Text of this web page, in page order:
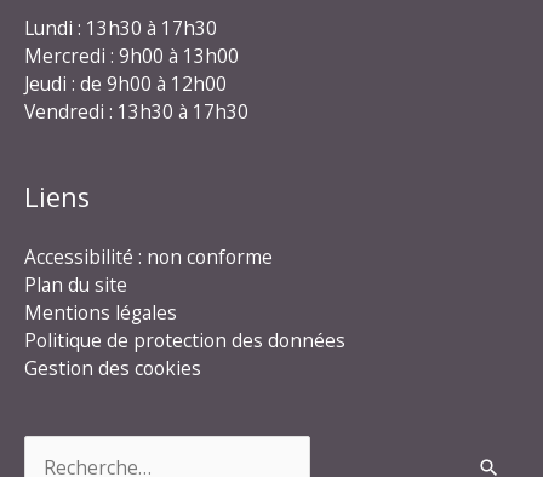
Lundi : 13h30 à 17h30
Mercredi : 9h00 à 13h00
Jeudi : de 9h00 à 12h00
Vendredi : 13h30 à 17h30
Liens
Accessibilité : non conforme
Plan du site
Mentions légales
Politique de protection des données
Gestion des cookies